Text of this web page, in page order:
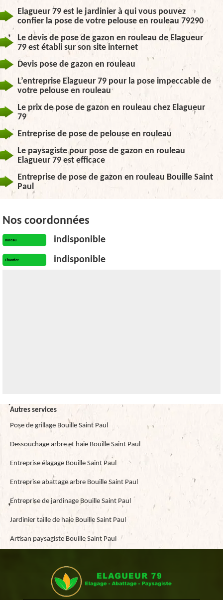
Elagueur 79 est le jardinier à qui vous pouvez
confier la pose de votre pelouse en rouleau 79290
Le devis de pose de gazon en rouleau de Elagueur
79 est établi sur son site internet
Devis pose de gazon en rouleau
L’entreprise Elagueur 79 pour la pose impeccable de
votre pelouse en rouleau
Le prix de pose de gazon en rouleau chez Elagueur
79
Entreprise de pose de pelouse en rouleau
Le paysagiste pour pose de gazon en rouleau
Elagueur 79 est efficace
Entreprise de pose de gazon en rouleau Bouille Saint
Paul
Nos coordonnées
Bureau indisponible
Chantier indisponible
Autres services
Pose de grillage Bouille Saint Paul
Dessouchage arbre et haie Bouille Saint Paul
Entreprise élagage Bouille Saint Paul
Entreprise abattage arbre Bouille Saint Paul
Entreprise de jardinage Bouille Saint Paul
Jardinier taille de haie Bouille Saint Paul
Artisan paysagiste Bouille Saint Paul